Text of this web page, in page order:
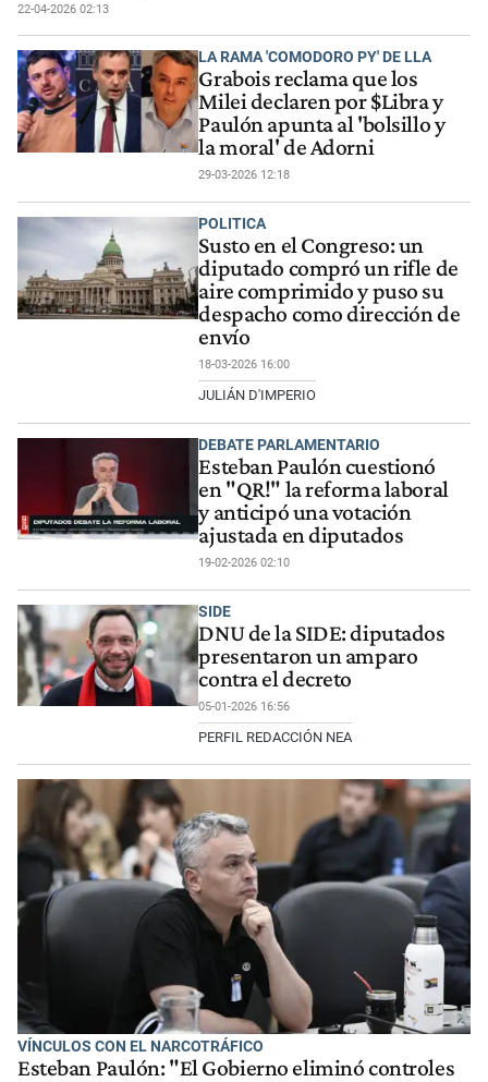
22-04-2026 02:13
LA RAMA 'COMODORO PY' DE LLA
Grabois reclama que los
Milei declaren por $Libra y
Paulón apunta al 'bolsillo y
la moral' de Adorni
29-03-2026 12:18
POLITICA
Susto en el Congreso: un
diputado compró un rifle de
aire comprimido y puso su
despacho como dirección de
envío
18-03-2026 16:00
JULIÁN D'IMPERIO
DEBATE PARLAMENTARIO
Esteban Paulón cuestionó
en "QR!" la reforma laboral
y anticipó una votación
ajustada en diputados
19-02-2026 02:10
SIDE
DNU de la SIDE: diputados
presentaron un amparo
contra el decreto
05-01-2026 16:56
PERFIL REDACCIÓN NEA
VÍNCULOS CON EL NARCOTRÁFICO
Esteban Paulón: "El Gobierno eliminó controles